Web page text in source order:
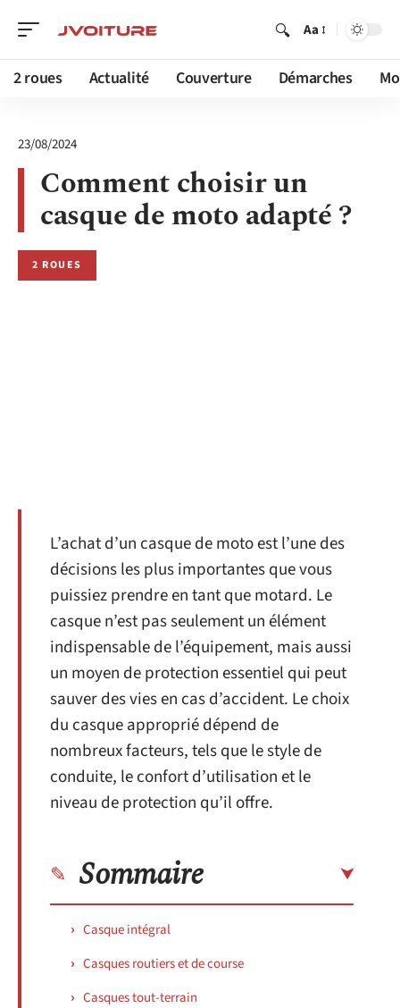
Aa
2 roues Actualité Couverture Démarches
23/08/2024
Comment choisir un
casque de moto adapté ?
2 ROUES
L’achat d’un casque de moto est l’une des
décisions les plus importantes que vous
puissiez prendre en tant que motard. Le
casque n’est pas seulement un élément
indispensable de l’équipement, mais aussi
un moyen de protection essentiel qui peut
sauver des vies en cas d’accident. Le choix
du casque approprié dépend de
nombreux facteurs, tels que le style de
conduite, le confort d’utilisation et le
niveau de protection qu’il offre.
Sommaire
Casque intégral
Casques routiers et de course
Casques tout-terrain